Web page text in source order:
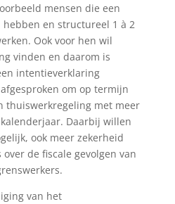
mensen die een
en structureel 1 à 2
Ook voor hen wil
vinden en daarom is
intentieverklaring
om op termijn
thuiswerkregeling met meer
Daarbij willen
ook meer zekerheid
de fiscale gevolgen van
van het